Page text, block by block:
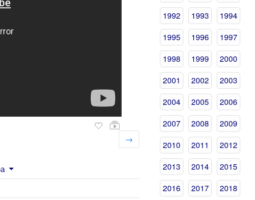
→
1992
1993
1994
1995
1996
1997
1998
1999
2000
2001
2002
2003
2004
2005
2006
2007
2008
2009
2010
2011
2012
2013
2014
2015
2016
2017
2018